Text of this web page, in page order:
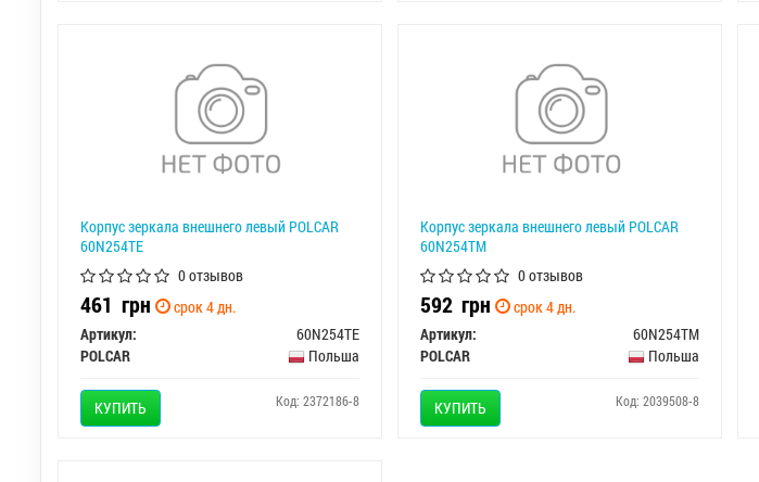
Корпус зеркала внешнего левый POLCAR
60N254TE
0 отзывов
461 грн
срок 4 дн.
Артикул:
60N254TE
POLCAR
Польша
КУПИТЬ Код: 2372186-8
Корпус зеркала внешнего левый POLCAR
60N254TM
0 отзывов
592 грн
срок 4 дн.
Артикул:
60N254TM
POLCAR
Польша
КУПИТЬ Код: 2039508-8